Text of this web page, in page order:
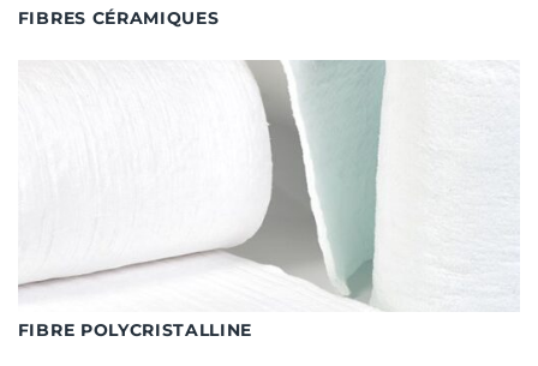
FIBRES CÉRAMIQUES
FIBRE POLYCRISTALLINE